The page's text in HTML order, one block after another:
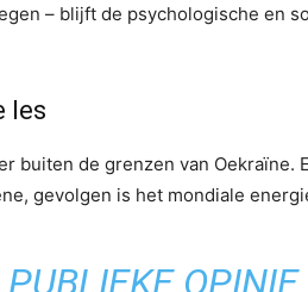
– blijft de psychologische en
les
buiten de grenzen van Oekraïne.
gevolgen is het mondiale
OPINIE